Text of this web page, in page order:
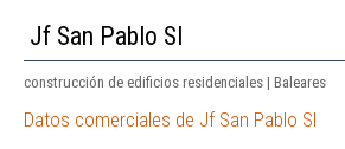
Jf San Pablo Sl
construcción de edificios residenciales | Baleares
Datos comerciales de Jf San Pablo Sl